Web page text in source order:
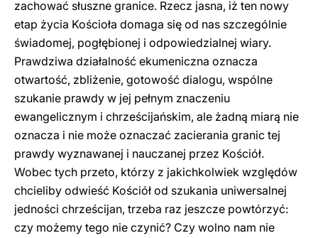
zachować słuszne granice. Rzecz jasna, iż ten nowy
etap życia Kościoła domaga się od nas szczególnie
świadomej, pogłębionej i odpowiedzialnej wiary.
Prawdziwa działalność ekumeniczna oznacza
otwartość, zbliżenie, gotowość dialogu, wspólne
szukanie prawdy w jej pełnym znaczeniu
ewangelicznym i chrześcijańskim, ale żadną miarą nie
oznacza i nie może oznaczać zacierania granic tej
prawdy wyznawanej i nauczanej przez Kościół.
Wobec tych przeto, którzy z jakichkolwiek względów
chcieliby odwieść Kościół od szukania uniwersalnej
jedności chrześcijan, trzeba raz jeszcze powtórzyć:
czy możemy tego nie czynić? Czy wolno nam nie